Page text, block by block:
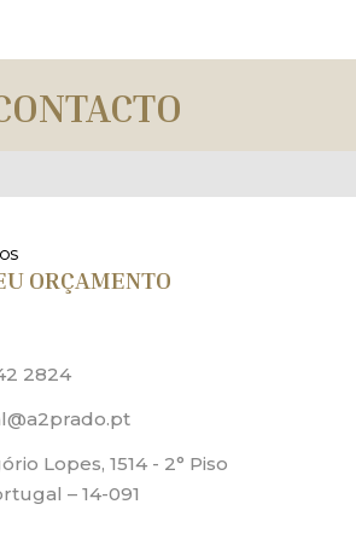
ORÇAMENTO
2824
Lopes, 1514 - 2° Piso
– 14-091